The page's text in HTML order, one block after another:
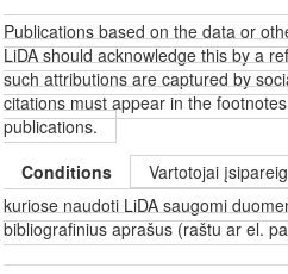
Publications based on the data or
LiDA should acknowledge this by a
such attributions are captured by
citations must appear in the
publications.
Conditions
Vartotojai
kuriose naudoti LiDA saugomi
bibliografinius aprašus (raštu ar el.